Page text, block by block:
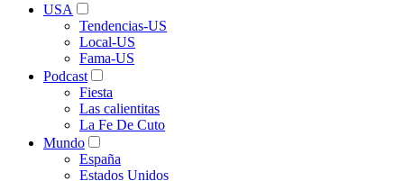
USA
Tendencias-US
Local-US
Fama-US
Podcast
Fiesta
Las calientitas
La Fe De Cuto
Mundo
España
Estados Unidos